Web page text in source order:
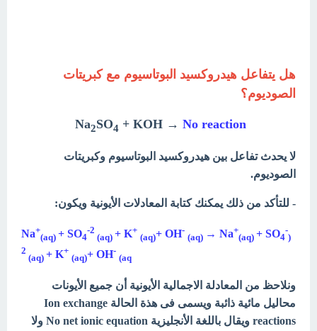
هل يتفاعل هيدروكسيد البوتاسيوم مع كبريتات
الصوديوم؟
Na2SO4 + KOH → No reaction
لا يحدث تفاعل بين هيدروكسيد البوتاسيوم وكبريتات
الصوديوم.
- للتأكد من ذلك يمكنك كتابة المعادلات الأيونية ويكون:
(
Na+
(aq) + SO4
-2
(aq) + K+
(aq)+ OH-
(aq) → Na+
(aq) + SO4
-
2
(aq) + K+
(aq)+ OH-
(aq
ونلاحظ من المعادلة الاجمالية الأيونية أن جميع الأيونات
محاليل مائية ذائبة ويسمى فى هذة الحالة Ion exchange
reactions ويقال باللغة الأنجليزية No net ionic equation ولا